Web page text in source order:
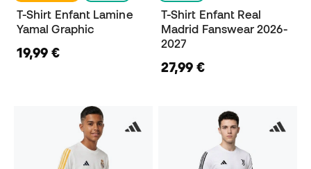
T-Shirt Enfant Lamine
Yamal Graphic
19,99 €
T-Shirt Enfant Real
Madrid Fanswear 2026-
2027
27,99 €